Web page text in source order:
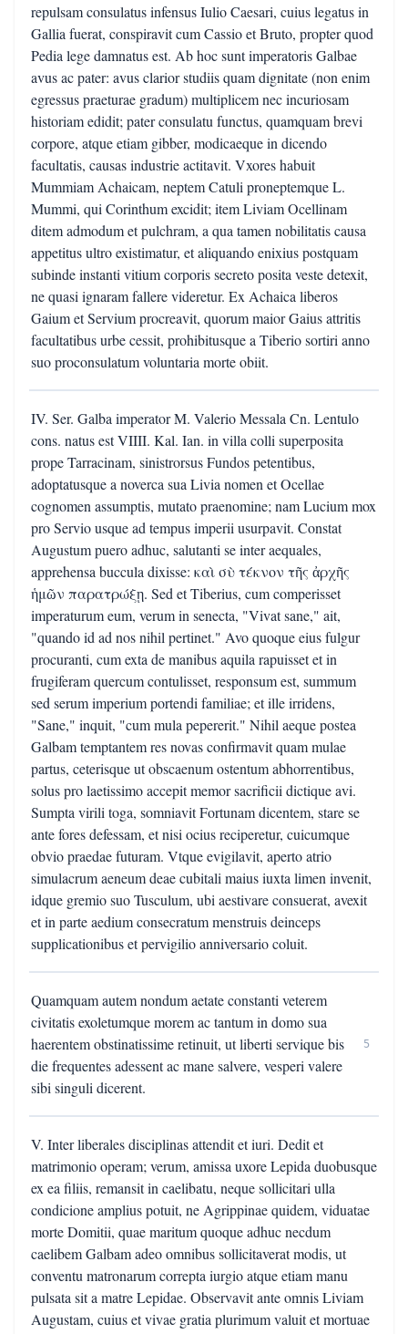
repulsam consulatus infensus Iulio Caesari, cuius legatus in
Gallia fuerat, conspiravit cum Cassio et Bruto, propter quod
Pedia lege damnatus est. Ab hoc sunt imperatoris Galbae
avus ac pater: avus clarior studiis quam dignitate (non enim
egressus praeturae gradum) multiplicem nec incuriosam
historiam edidit; pater consulatu functus, quamquam brevi
corpore, atque etiam gibber, modicaeque in dicendo
facultatis, causas industrie actitavit. Vxores habuit
Mummiam Achaicam, neptem Catuli proneptemque L.
Mummi, qui Corinthum excidit; item Liviam Ocellinam
ditem admodum et pulchram, a qua tamen nobilitatis causa
appetitus ultro existimatur, et aliquando enixius postquam
subinde instanti vitium corporis secreto posita veste detexit,
ne quasi ignaram fallere videretur. Ex Achaica liberos
Gaium et Servium procreavit, quorum maior Gaius attritis
facultatibus urbe cessit, prohibitusque a Tiberio sortiri anno
suo proconsulatum voluntaria morte obiit.
IV. Ser. Galba imperator M. Valerio Messala Cn. Lentulo
cons. natus est VIIII. Kal. Ian. in villa colli superposita
prope Tarracinam, sinistrorsus Fundos petentibus,
adoptatusque a noverca sua Livia nomen et Ocellae
cognomen assumptis, mutato praenomine; nam Lucium mox
pro Servio usque ad tempus imperii usurpavit. Constat
Augustum puero adhuc, salutanti se inter aequales,
apprehensa buccula dixisse: καὶ σὺ τέκνον τῆς ἀρχῆς
ἡμῶν παρατρώξῃ. Sed et Tiberius, cum comperisset
imperaturum eum, verum in senecta, "Vivat sane," ait,
"quando id ad nos nihil pertinet." Avo quoque eius fulgur
procuranti, cum exta de manibus aquila rapuisset et in
frugiferam quercum contulisset, responsum est, summum
sed serum imperium portendi familiae; et ille irridens,
"Sane," inquit, "cum mula pepererit." Nihil aeque postea
Galbam temptantem res novas confirmavit quam mulae
partus, ceterisque ut obscaenum ostentum abhorrentibus,
solus pro laetissimo accepit memor sacrificii dictique avi.
Sumpta virili toga, somniavit Fortunam dicentem, stare se
ante fores defessam, et nisi ocius reciperetur, cuicumque
obvio praedae futuram. Vtque evigilavit, aperto atrio
simulacrum aeneum deae cubitali maius iuxta limen invenit,
idque gremio suo Tusculum, ubi aestivare consuerat, avexit
et in parte aedium consecratum menstruis deinceps
supplicationibus et pervigilio anniversario coluit.
Quamquam autem nondum aetate constanti veterem
civitatis exoletumque morem ac tantum in domo sua
haerentem obstinatissime retinuit, ut liberti servique bis
die frequentes adessent ac mane salvere, vesperi valere
sibi singuli dicerent.
5
V. Inter liberales disciplinas attendit et iuri. Dedit et
matrimonio operam; verum, amissa uxore Lepida duobusque
ex ea filiis, remansit in caelibatu, neque sollicitari ulla
condicione amplius potuit, ne Agrippinae quidem, viduatae
morte Domitii, quae maritum quoque adhuc necdum
caelibem Galbam adeo omnibus sollicitaverat modis, ut
conventu matronarum correpta iurgio atque etiam manu
pulsata sit a matre Lepidae. Observavit ante omnis Liviam
Augustam, cuius et vivae gratia plurimum valuit et mortuae